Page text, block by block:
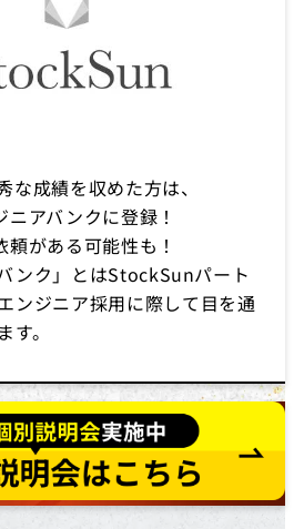
な成績を収めた方は、
アバンクに登録！
がある可能性も！
ンク」とはStockSunパート
ンジニア採用に際して目を通
。